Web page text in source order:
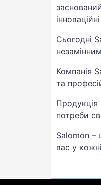
Сьогодні
Компанія
та
Продукція
потреби
Salomon –
вас у